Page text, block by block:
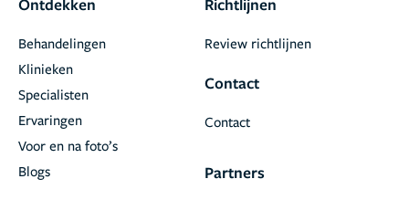
Ontdekken
Behandelingen
Klinieken
Specialisten
Ervaringen
Voor en na foto’s
Blogs
Richtlijnen
Review richtlijnen
Contact
Contact
Partners